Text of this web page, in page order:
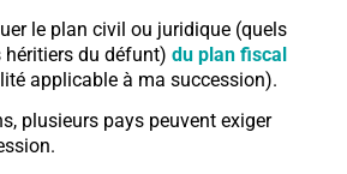
le plan civil ou juridique (quels
héritiers du défunt)du plan fiscal
applicable à ma succession).
plusieurs pays peuvent exiger